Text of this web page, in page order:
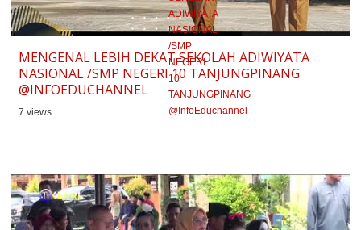
MENGENAL LEBIH DEKAT SEKOLAH ADIWIYATA
NASIONAL /SMP NEGERI 10 TANJUNGPINANG
@INFOEDUCHANNEL
7 views